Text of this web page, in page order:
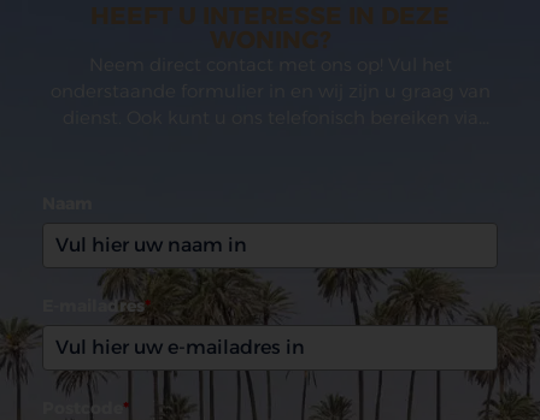
HEEFT U INTERESSE IN DEZE
WONING?
E-mailadres*
Postcode *